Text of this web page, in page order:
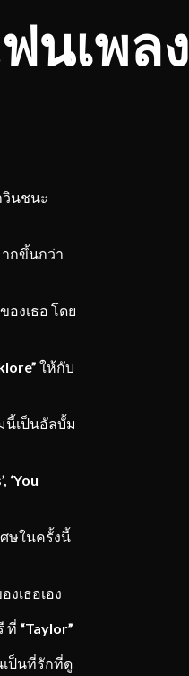
นเพลง
วินชนะ
กขึ้นกว่า
องเธอ โดย
ให้กับ
นี้เป็นอัลบั้ม
‘You
ษในครั้งนี้
งเธอเอง
ที่ “Taylor”
เป็นที่รักที่ดู